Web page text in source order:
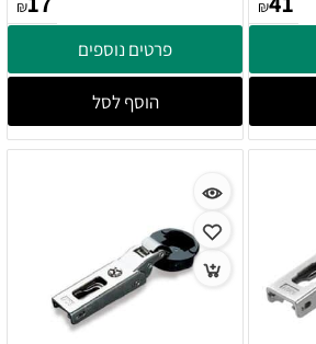
₪
₪
פרטים נוספים
הוסף לסל